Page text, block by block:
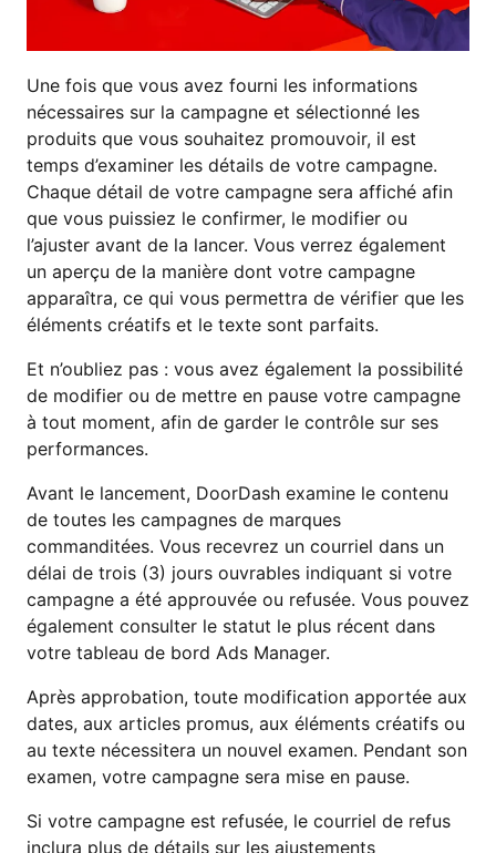
Une fois que vous avez fourni les informations
nécessaires sur la campagne et sélectionné les
produits que vous souhaitez promouvoir, il est
temps d’examiner les détails de votre campagne.
Chaque détail de votre campagne sera affiché afin
que vous puissiez le confirmer, le modifier ou
l’ajuster avant de la lancer. Vous verrez également
un aperçu de la manière dont votre campagne
apparaîtra, ce qui vous permettra de vérifier que les
éléments créatifs et le texte sont parfaits.
Et n’oubliez pas : vous avez également la possibilité
de modifier ou de mettre en pause votre campagne
à tout moment, afin de garder le contrôle sur ses
performances.
Avant le lancement, DoorDash examine le contenu
de toutes les campagnes de marques
commanditées. Vous recevrez un courriel dans un
délai de trois (3) jours ouvrables indiquant si votre
campagne a été approuvée ou refusée. Vous pouvez
également consulter le statut le plus récent dans
votre tableau de bord Ads Manager.
Après approbation, toute modification apportée aux
dates, aux articles promus, aux éléments créatifs ou
au texte nécessitera un nouvel examen. Pendant son
examen, votre campagne sera mise en pause.
Si votre campagne est refusée, le courriel de refus
inclura plus de détails sur les ajustements